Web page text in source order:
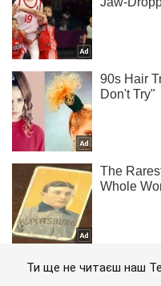
Ти ще не читаєш наш